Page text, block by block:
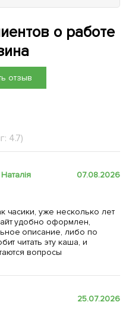
о работе
отзыв
4.7)
07.08.2026
часики, уже несколько лет
удобно оформлен,
описание, либо по
читать эту каша, и
вопросы
25.07.2026